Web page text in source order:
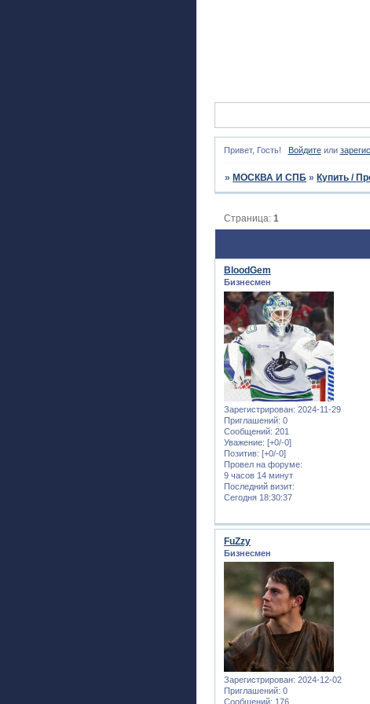
Привет, Гость! Войдитеили
» МОСКВА И СПБ » Купить /
Страница:1
BloodGem
Бизнесмен
Зарегистрирован: 2024-11-29
Приглашений: 0
Сообщений: 201
Уважение: [+0/-0]
Позитив: [+0/-0]
Провел на форуме:
9 часов 14 минут
Последний визит:
Сегодня 18:30:37
FuZzy
Бизнесмен
Зарегистрирован: 2024-12-02
Приглашений: 0
Сообщений: 176